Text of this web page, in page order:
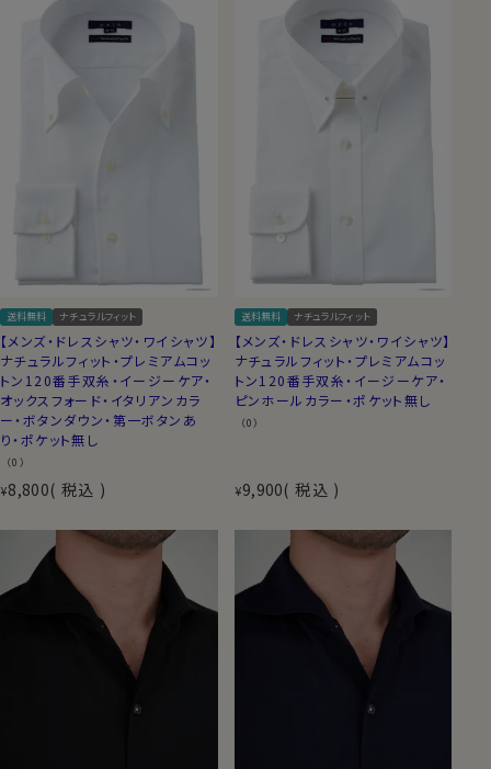
送料無料 ナチュラルフィット
【メンズ・ドレスシャツ・ワイシャツ】
ナチュラルフィット・プレミアムコッ
トン120番手双糸・イージーケア・
オックスフォード・イタリアンカラ
ー・ボタンダウン・第一ボタンあ
り・ポケット無し
（0）
¥8,800 税込
送料無料 ナチュラルフィット
【メンズ・ドレスシャツ・ワイシャツ】
ナチュラルフィット・プレミアムコッ
トン120番手双糸・イージーケア・
ピンホールカラー・ポケット無し
（0）
¥9,900 税込